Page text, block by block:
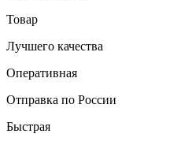
Товар
Лучшего качества
Оперативная
Отправка по России
Быстрая